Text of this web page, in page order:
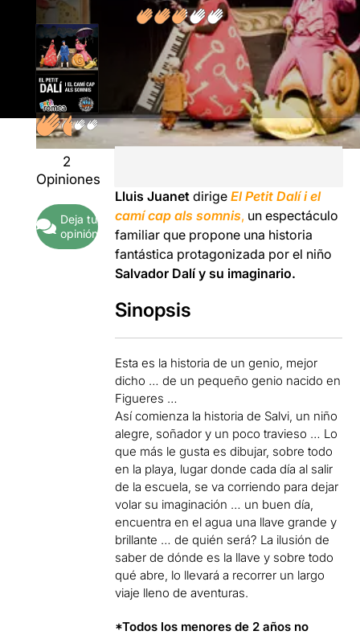
2
Opiniones
Deja tu
opinión
Lluis Juanet dirigeEl Petit Dalí i el
camí cap als somnis, un espectáculo
familiar que propone una historia
fantástica protagonizada por el niño
Salvador Dalí y su imaginario.
Sinopsis
Esta es la historia de un genio, mejor
dicho … de un pequeño genio nacido en
Figueres …
Así comienza la historia de Salvi, un niño
alegre, soñador y un poco travieso … Lo
que más le gusta es dibujar, sobre todo
en la playa, lugar donde cada día al salir
de la escuela, se va corriendo para dejar
volar su imaginación … un buen día,
encuentra en el agua una llave grande y
brillante … de quién será? La ilusión de
saber de dónde es la llave y sobre todo
qué abre, lo llevará a recorrer un largo
viaje lleno de aventuras.
*Todos los menores de 2 años no